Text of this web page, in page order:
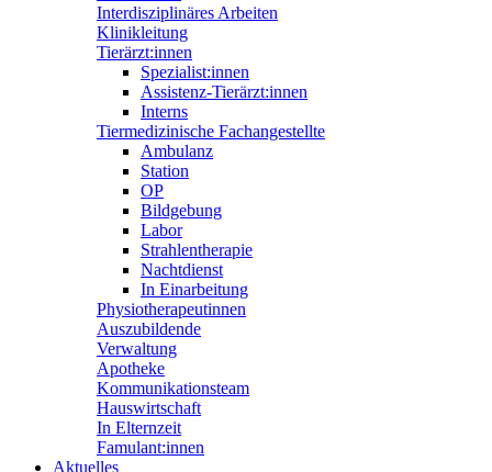
Interdisziplinäres Arbeiten
Klinikleitung
Tierärzt:innen
Spezialist:innen
Assistenz-Tierärzt:innen
Interns
Tiermedizinische Fachangestellte
Ambulanz
Station
OP
Bildgebung
Labor
Strahlentherapie
Nachtdienst
In Einarbeitung
Physiotherapeutinnen
Auszubildende
Verwaltung
Apotheke
Kommunikationsteam
Hauswirtschaft
In Elternzeit
Famulant:innen
Aktuelles